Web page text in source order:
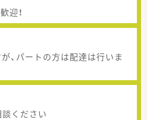
迎！
、パートの方は配達は行いま
ください